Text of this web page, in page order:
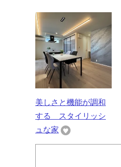
美しさと機能が調和
する スタイリッシ
ュな家